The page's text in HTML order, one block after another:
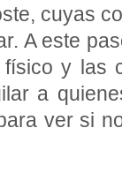
cuyas
A este
y las
a
ver si